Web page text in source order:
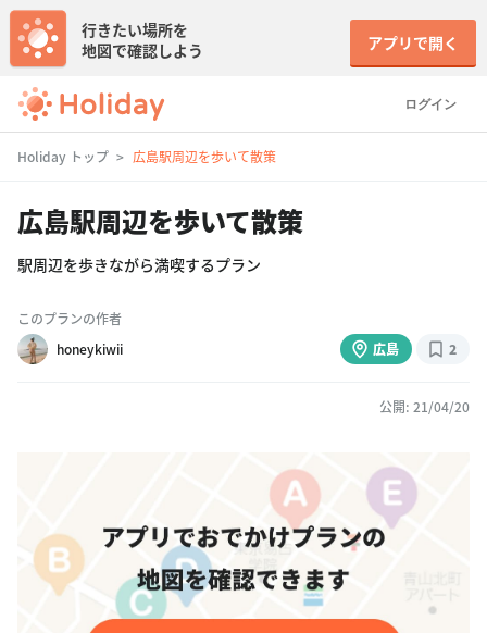
ログイン
行きたい場所を
地図で確認しよう
アプリで開く
Holiday トップ 広島駅周辺を歩いて散策
広島駅周辺を歩いて散策
駅周辺を歩きながら満喫するプラン
このプランの作者
honeykiwii
広島 2
公開: 21/04/20